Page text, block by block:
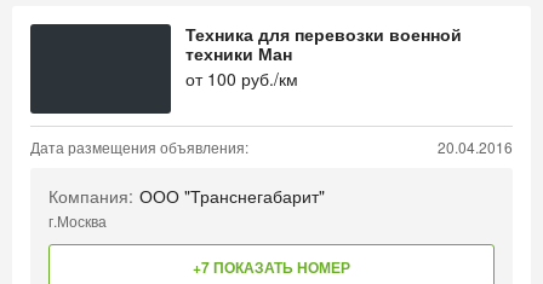
Техника для перевозки военной
техники Ман
от 100 руб./км
Дата размещения объявления: 20.04.2016
Компания: ООО "Транснегабарит"
г.Москва
+7 ПОКАЗАТЬ НОМЕР